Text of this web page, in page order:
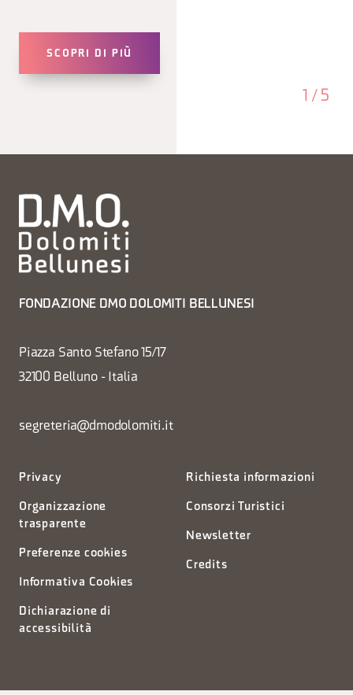
SCOPRI DI PIÙ
1 / 5
FONDAZIONE DMO DOLOMITI BELLUNESI
Piazza Santo Stefano 15/17
32100 Belluno - Italia
segreteria@dmodolomiti.it
Privacy
Organizzazione
trasparente
Preferenze cookies
Informativa Cookies
Dichiarazione di
accessibilità
Richiesta informazioni
Consorzi Turistici
Newsletter
Credits